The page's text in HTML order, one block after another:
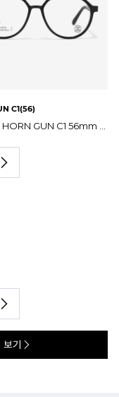
C1(56)
기